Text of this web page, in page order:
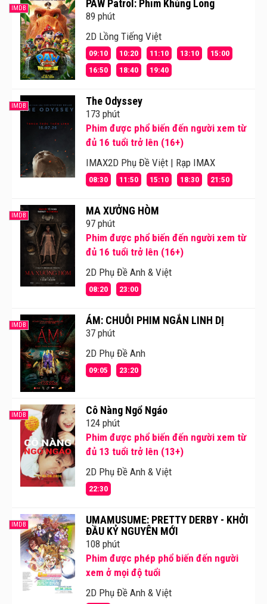
IMDB PAW Patrol: Phim Khủng Long
89 phút
2D Lồng Tiếng Việt
09:10 10:20 11:10 13:10
15:00
16:50
18:40 19:40
IMDB The Odyssey
173 phút
Phim được phổ biến đến người xem từ
đủ 16 tuổi trở lên (16+)
IMAX2D Phụ Đề Việt | Rạp IMAX
08:30 11:50 15:10 18:30 21:50
IMDB MA XƯỞNG HÒM
97 phút
Phim được phổ biến đến người xem từ
đủ 16 tuổi trở lên (16+)
2D Phụ Đề Anh & Việt
08:20 23:00
IMDB ÁM: CHUỖI PHIM NGẮN LINH DỊ
37 phút
2D Phụ Đề Anh
09:05 23:20
IMDB Cô Nàng Ngổ Ngáo
124 phút
Phim được phổ biến đến người xem từ
đủ 13 tuổi trở lên (13+)
2D Phụ Đề Anh & Việt
22:30
IMDB
UMAMUSUME: PRETTY DERBY - KHỞI
ĐẦU KỶ NGUYÊN MỚI
108 phút
Phim được phép phổ biến đến người
xem ở mọi độ tuổi
2D Phụ Đề Anh & Việt